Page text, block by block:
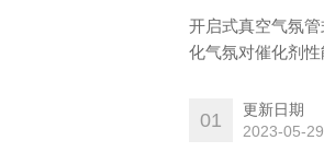
开启式真空气氛
化气氛对催化剂
01
更新日期
2023-05-29